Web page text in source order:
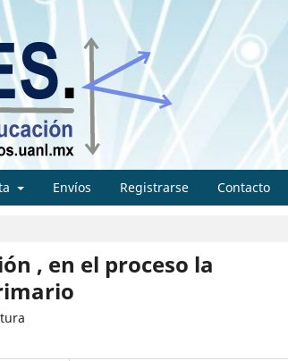
Envíos Registrarse Contacto
, en el proceso la